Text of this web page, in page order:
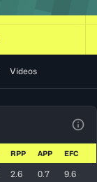
Videos
RPP APP EFC
2.6 0.7 9.6